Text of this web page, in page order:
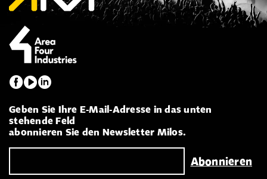
Geben Sie Ihre E-Mail-Adresse in das unten
stehende Feld
abonnieren Sie den Newsletter Milos.